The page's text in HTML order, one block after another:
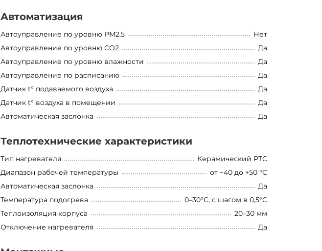
Автоматизация
Автоуправление по уровню PM2.5
Нет
Автоуправление по уровню CO2
Да
Автоуправление по уровню влажности
Да
Автоуправление по расписанию
Да
Датчик t° подаваемого воздуха
Да
Датчик t° воздуха в помещении
Да
Автоматическая заслонка
Да
Теплотехнические характеристики
Тип нагревателя
Керамический PTC
Диапазон рабочей температуры
от −40 до +50 °C
Автоматическая заслонка
Да
Температура подогрева
0–30°C, с шагом в 0,5°C
Теплоизоляция корпуса
20–30 мм
Отключение нагревателя
Да